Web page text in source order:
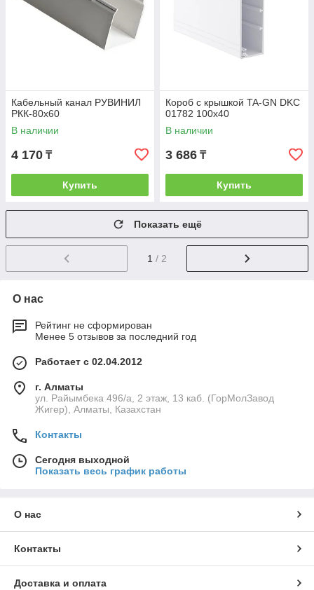
Кабельный канал РУВИНИЛ
РКК-80х60
В наличии
4 170 ₸
Купить
Короб с крышкой TA-GN DKC
01782 100x40
В наличии
3 686 ₸
Купить
Показать ещё
1 / 2
О нас
Рейтинг не сформирован
Менее 5 отзывов за последний год
Работает с 02.04.2012
г. Алматы
ул. Райымбека 496/а, 2 этаж, 13 каб. (ГорМолЗавод
Жигер), Алматы, Казахстан
Контакты
Сегодня выходной
Показать весь график работы
О нас
Контакты
Доставка и оплата